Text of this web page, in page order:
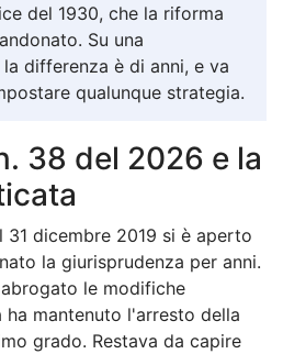
del 1930, che la riforma
Su una
differenza è di anni, e va
qualunque strategia.
38 del 2026 e la
31 dicembre 2019 si è aperto
la giurisprudenza per anni.
le modifiche
mantenuto l'arresto della
grado. Restava da capire